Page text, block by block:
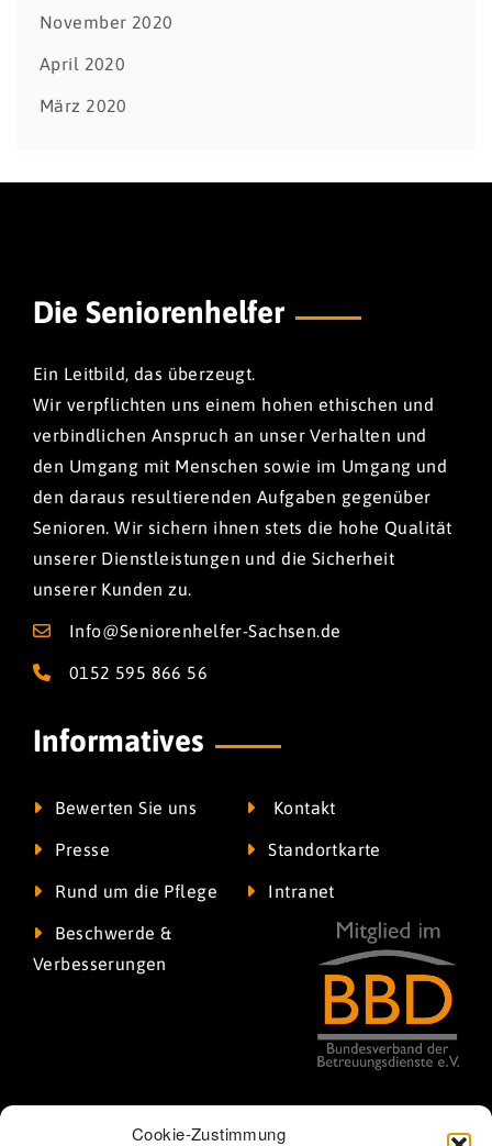
Cookie-Zustimmung
November 2020
April 2020
März 2020
Die Seniorenhelfer
Ein Leitbild, das überzeugt.
Wir verpflichten uns einem hohen ethischen und
verbindlichen Anspruch an unser Verhalten und
den Umgang mit Menschen sowie im Umgang und
den daraus resultierenden Aufgaben gegenüber
Senioren. Wir sichern ihnen stets die hohe Qualität
unserer Dienstleistungen und die Sicherheit
unserer Kunden zu.
Info@Seniorenhelfer-Sachsen.de
0152 595 866 56
Informatives
Bewerten Sie uns Kontakt
Presse Standortkarte
Rund um die Pflege Intranet
Beschwerde &
Verbesserungen